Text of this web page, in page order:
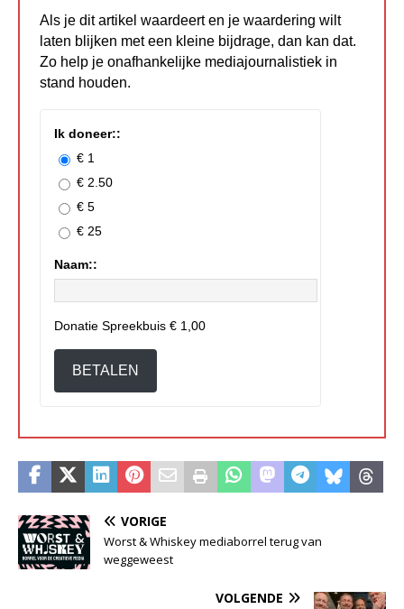
Als je dit artikel waardeert en je waardering wilt
laten blijken met een kleine bijdrage, dan kan dat.
Zo help je onafhankelijke mediajournalistiek in
stand houden.
Ik doneer::
€ 1
€ 2.50
€ 5
€ 25
Naam::
Donatie Spreekbuis € 1,00
BETALEN
VORIGE
Worst & Whiskey mediaborrel terug van
weggeweest
VOLGENDE